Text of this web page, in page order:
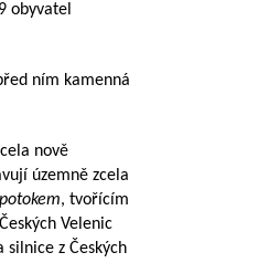
obyvatel
ním kamenná
nově
územně zcela
, tvořícím
Velenic
silnice z Českých